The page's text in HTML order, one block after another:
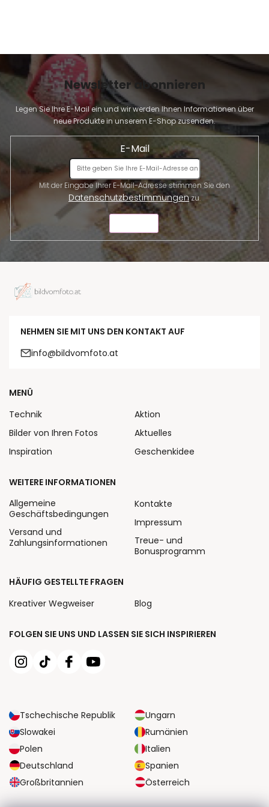
e
Newsletter abonnieren
Legen Sie Ihre E-Mail ein und wir werden Ihnen Informationen über
neue Produkte in unserem E-Shop zusenden.
E-Mail
Datenschutzbestimmungenzu.
NEHMEN SIE MIT UNS DEN KONTAKT AUF
info@bildvomfoto.at
FOLGEN SIE UNS UND LASSEN SIE SICH INSPIRIEREN
Tschechische Republik
Ungarn
Slowakei
Rumänien
Polen
Italien
Deutschland
Spanien
Großbritannien
Österreich
MENÜ
Technik
Bilder von Ihren Fotos
Inspiration
Aktion
Aktuelles
Geschenkidee
WEITERE INFORMATIONEN
Allgemeine
Geschäftsbedingungen
Versand und
Zahlungsinformationen
Kontakte
Impressum
Treue- und
Bonusprogramm
HÄUFIG GESTELLTE FRAGEN
Kreativer Wegweiser
Blog